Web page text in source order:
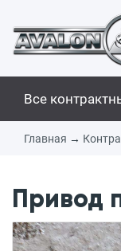
Все
Главная →
Привод